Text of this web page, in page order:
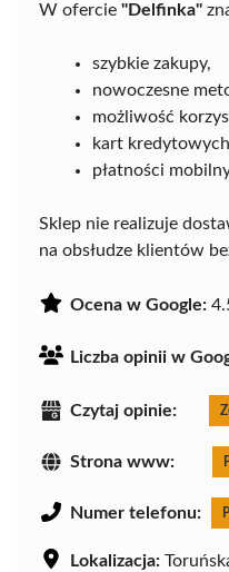
W ofercie "Delfinka"
szybkie zakupy,
nowoczesne
możliwość
kart
płatności
Sklep nie realizuje
na obsłudze klientów
Ocena w Google:
Liczba opinii w
Czytaj opinie:
Strona www:
Numer telefonu:
Lokalizacja: